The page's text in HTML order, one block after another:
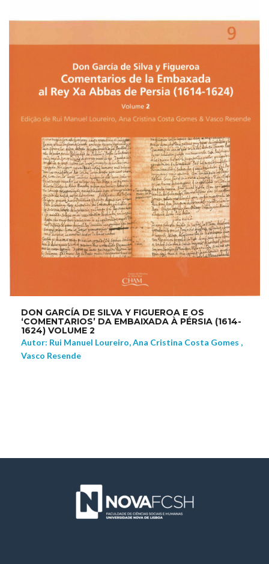
DON GARCÍA DE SILVA Y FIGUEROA E OS
‘COMENTARIOS’ DA EMBAIXADA À PÉRSIA (1614-
1624) VOLUME 2
Autor: Rui Manuel Loureiro, Ana Cristina Costa Gomes ,
Vasco Resende